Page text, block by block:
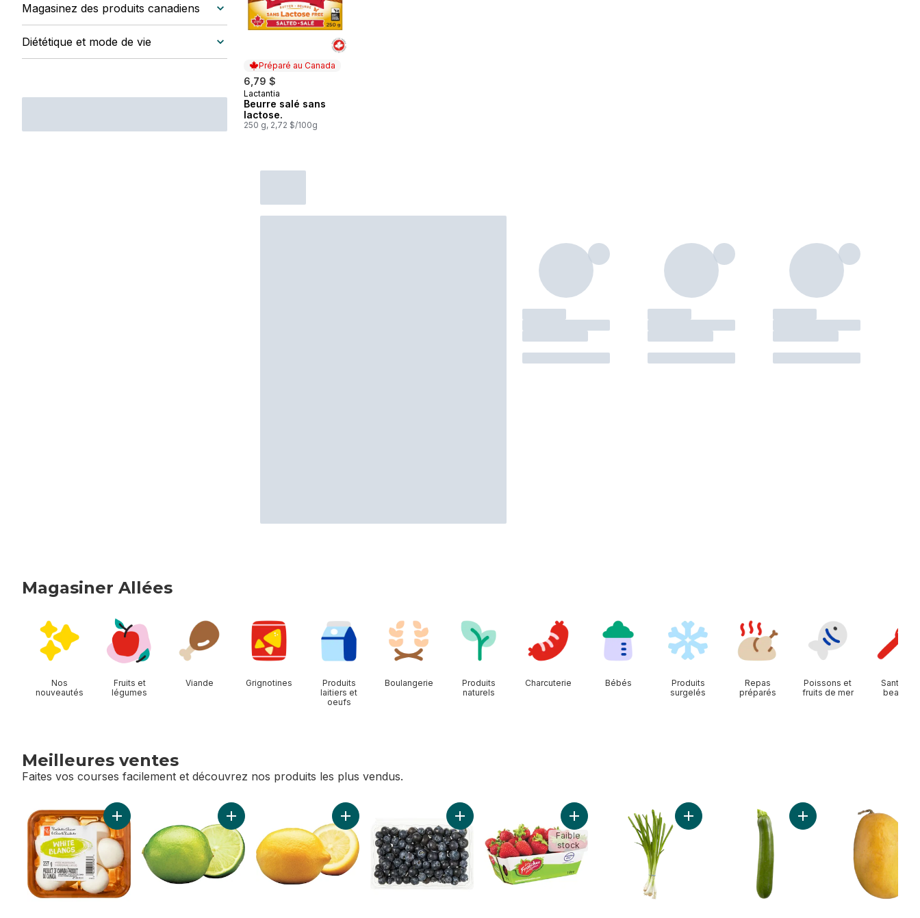
Magasinez des produits canadiens
Diététique et mode de vie
Préparé au Canada
6,79 $
Préparé au Canada
Lactantia
Beurre salé sans
lactose.
250 g, 2,72 $/100g
Magasiner Allées
Nos
nouveautés
Fruits et
légumes
Viande Grignotines
Produits
laitiers et
oeufs
Boulangerie
Produits
naturels
Charcuterie Bébés
Produits
surgelés
Repas
préparés
Poissons et
fruits de mer
Santé et
beauté
Meilleures ventes
Faites vos courses facilement et découvrez nos produits les plus vendus.
sauter Meilleures ventes
Ajouter Champignons blancs entiers au panier
Ajouter Limes au panier Ajouter Citrons au panier Ajouter Bleuets au panierAjouter Fraises au panier
Faible
stock
Ajouter Oignons verts au panierAjouter Courgette au